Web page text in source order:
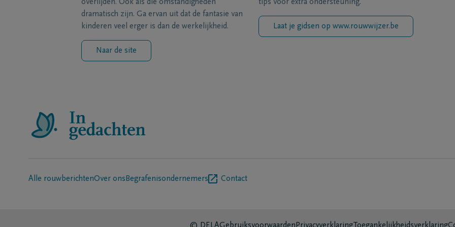
overlijden. Ook als die omstandigheden
dramatisch zijn. Ga ervan uit dat de fantasie van
kinderen veel erger is dan de werkelijkheid.
Naar de site
tips voor extra ondersteuning.
Laat je gidsen op www.rouwwijzer.be
Alle rouwberichtenOver ons Begrafenisondernemers Contact